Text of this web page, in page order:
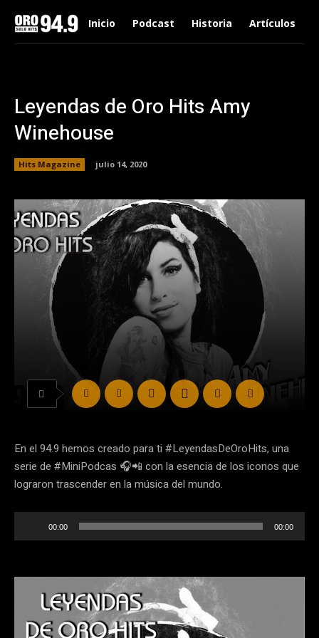
Inicio Podcast Historia Artículos
Leyendas de Oro Hits Amy
Winehouse
Hits Magazine julio 14, 2020
En el 94.9 hemos creado para ti #LeyendasDeOroHits, una
serie de #MiniPodcas 🎧📲 con la esencia de los iconos que
lograron trascender en la música del mundo.
e
r
00:00 00:00